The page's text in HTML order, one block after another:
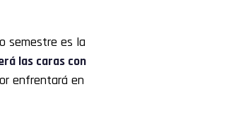
semestre es la
las caras con
enfrentará en